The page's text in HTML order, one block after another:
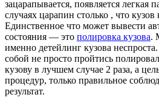
зацарапывается, появляется легкая
случаях царапин столько , что
Единственное что может вывести
состояния — это полировка кузова.
именно детейлинг кузова
собой не просто пройтись
кузову в лучшем случае 2 раза, а
процедур, только правильное
результат.